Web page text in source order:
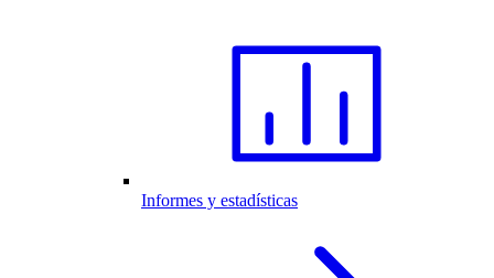
Informes y estadísticas